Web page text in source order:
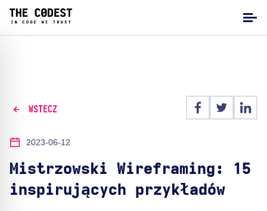
WSTECZ
2023-06-12
Mistrzowski Wireframing: 15
inspirujących przykładów